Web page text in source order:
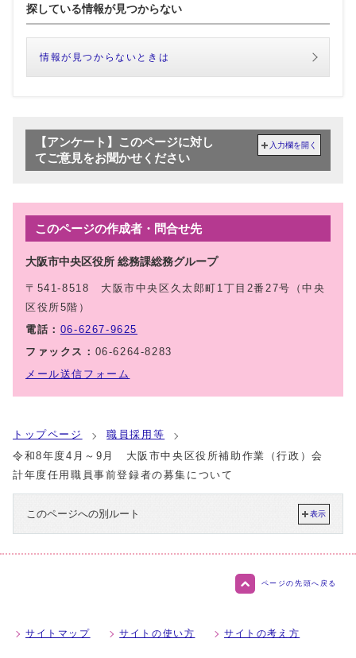
探している情報が見つからない
情報が見つからないときは
【アンケート】このページに対し
てご意見をお聞かせください
入力欄を開く
このページの作成者・問合せ先
大阪市中央区役所 総務課総務グループ
〒541-8518 大阪市中央区久太郎町1丁目2番27号（中央
区役所5階）
電話： 06-6267-9625
ファックス： 06-6264-8283
メール送信フォーム
トップページ
職員採用等
令和8年度4月～9月 大阪市中央区役所補助作業（行政）会
計年度任用職員事前登録者の募集について
このページへの別ルート 表示
ページの先頭へ戻る
サイトマップ サイトの使い方 サイトの考え方